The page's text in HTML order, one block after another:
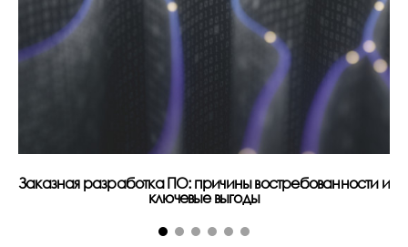
Заказная разработка ПО: причины востребованности и
ключевые выгоды